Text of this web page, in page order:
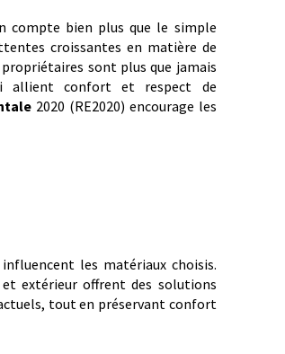
compte bien plus que le simple
croissantes en matière de
propriétaires sont plus que jamais
allient confort et respect de
2020 (RE2020) encourage les
les matériaux choisis.
extérieur offrent des solutions
tout en préservant confort